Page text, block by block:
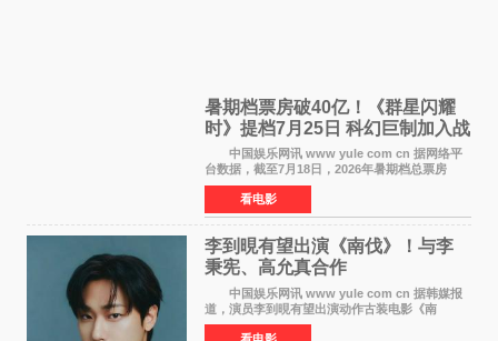
暑期档票房破40亿！《群星闪耀
时》提档7月25日 科幻巨制加入战
中国娱乐网讯 www yule com cn 据网络平
台数据，截至7月18日，2026年暑期档总票房
（含预售）已正式突破40亿元大关，年度总票房
也随之逼近197亿元。超百部中外佳片同台竞技，
点燃了盛夏的电
看电影
李到晛有望出演《南伐》！与李
秉宪、高允真合作
中国娱乐网讯 www yule com cn 据韩媒报
道，演员李到晛有望出演动作古装电影《南
伐》，与李秉宪、高允真合作，引发关注。